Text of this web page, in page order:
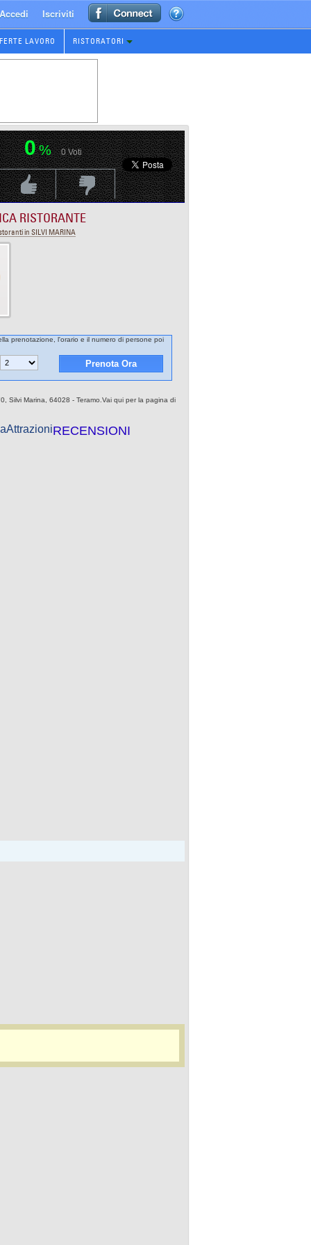
Accedi Iscriviti
LAVORO RISTORATORI
0% 0Voti
Voti PositivoVoti Negativo
RISTORANTE
in SILVI MARINA
prenotazione, l'orario e il numero di persone poi
Silvi Marina, 64028 - Teramo.Vai qui per la pagina di
AttrazioniRECENSIONI